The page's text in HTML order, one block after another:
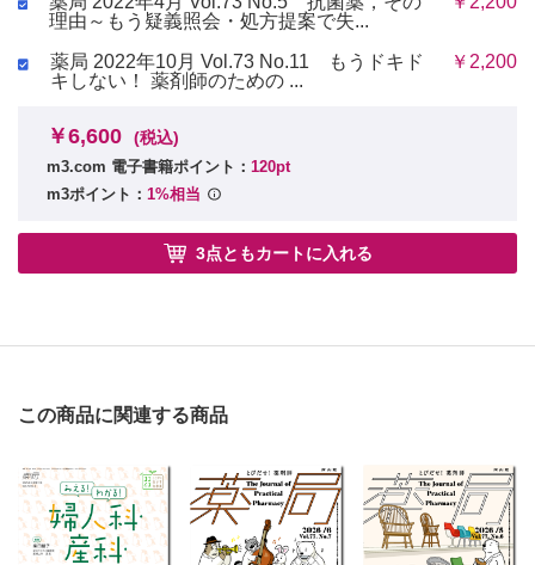
理由～もう疑義照会・処方提案で失...
薬局 2022年10月 Vol.73 No.11 もうドキド
キしない！ 薬剤師のための ...
￥2,200
￥6,600 (税込)
m3.com 電子書籍ポイント： 120pt
m3ポイント： 1%相当
3点ともカートに入れる
この商品に関連する商品